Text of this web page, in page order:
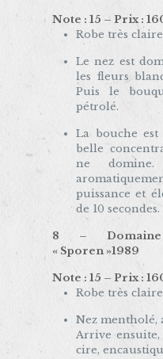
Note : 15 – Prix :
Robe très
Le nez est
les fleurs
Puis le
pétrolé.
La bouche est
belle
ne
puissance et
de 10 secondes.
8 – Domaine
« Sporen »1989
Note : 15 – Prix :
Robe très
Nez mentholé,
Arrive
cire,